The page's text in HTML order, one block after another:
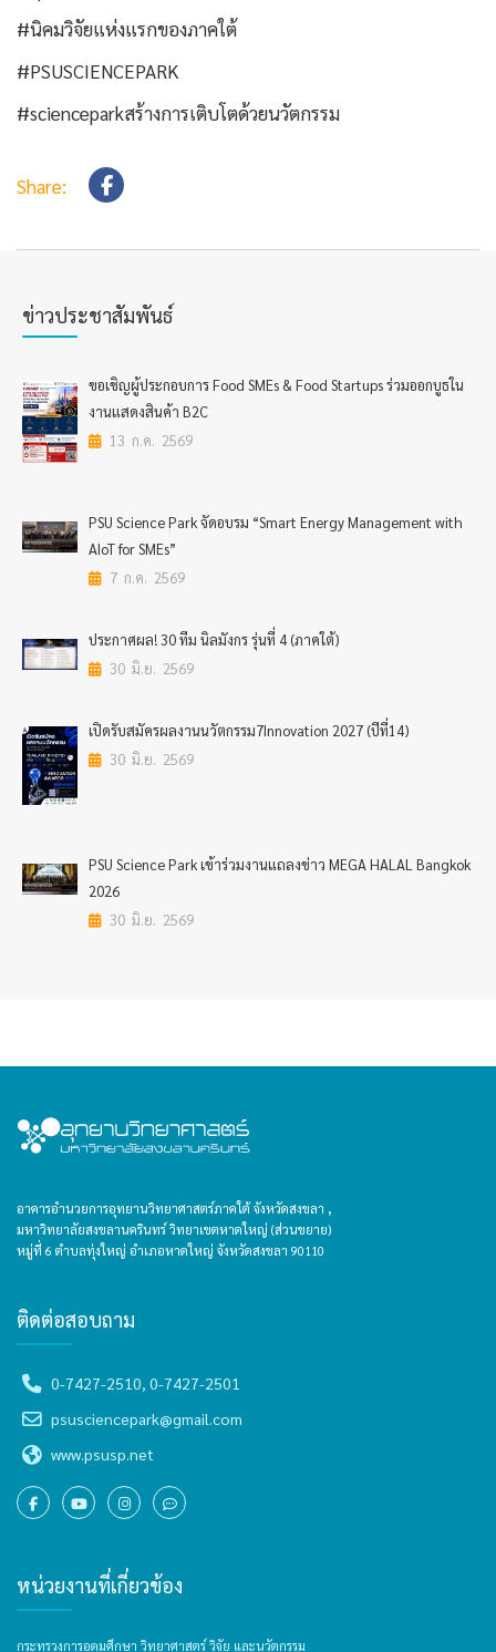
#นิคมวิจัยแห่งแรกของภาคใต้
#PSUSCIENCEPARK
#scienceparkสร้างการเติบโตด้วยนวัตกรรม
Share:
ข่าวประชาสัมพันธ์
ขอเชิญผู้ประกอบการ Food SMEs & Food Startups ร่วมออกบูธใน
งานแสดงสินค้า B2C
13 ก.ค. 2569
PSU Science Park จัดอบรม “Smart Energy Management with
AIoT for SMEs”
7 ก.ค. 2569
ประกาศผล! 30 ทีม นิลมังกร รุ่นที่ 4 (ภาคใต้)
30 มิ.ย. 2569
เปิดรับสมัครผลงานนวัตกรรม7Innovation 2027 (ปีที่14)
30 มิ.ย. 2569
PSU Science Park เข้าร่วมงานแถลงข่าว MEGA HALAL Bangkok
2026
30 มิ.ย. 2569
อาคารอำนวยการอุทยานวิทยาศาสตร์ภาคใต้ จังหวัดสงขลา ,
มหาวิทยาลัยสงขลานครินทร์ วิทยาเขตหาดใหญ่ (ส่วนขยาย)
หมู่ที่ 6 ตำบลทุ่งใหญ่ อำเภอหาดใหญ่ จังหวัดสงขลา 90110
ติดต่อสอบถาม
0-7427-2510, 0-7427-2501
psusciencepark@gmail.com
www.psusp.net
หน่วยงานที่เกี่ยวข้อง
กระทรวงการอุดมศึกษา วิทยาศาสตร์ วิจัย และนวัตกรรม